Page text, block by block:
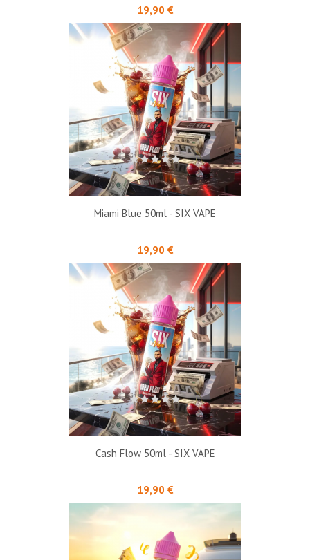
19,90 €Prix
Miami Blue 50ml - SIX VAPE
19,90 €Prix
Cash Flow 50ml - SIX VAPE
19,90 €Prix